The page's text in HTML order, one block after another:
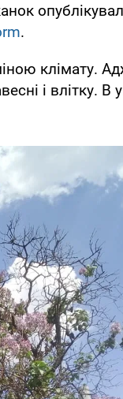
.
клімату.
і влітку. В